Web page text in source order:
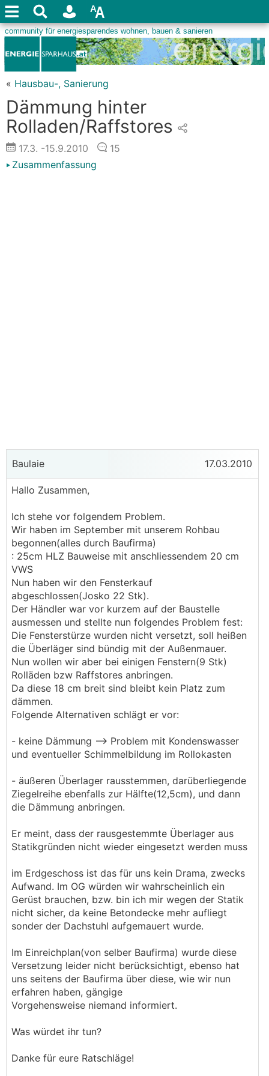
« Hausbau-, Sanierung
Dämmung hinter
Rolladen/Raffstores
17.3. -15.9.2010
15
Zusammenfassung
Baulaie 17.03.2010
Hallo Zusammen,
Ich stehe vor folgendem Problem.
Wir haben im September mit unserem Rohbau
begonnen(alles durch Baufirma)
: 25cm HLZ Bauweise mit anschliessendem 20 cm
VWS
Nun haben wir den Fensterkauf
abgeschlossen(Josko 22 Stk).
Der Händler war vor kurzem auf der Baustelle
ausmessen und stellte nun folgendes Problem fest:
Die Fensterstürze wurden nicht versetzt, soll heißen
die Überläger sind bündig mit der Außenmauer.
Nun wollen wir aber bei einigen Fenstern(9 Stk)
Rolläden bzw Raffstores anbringen.
Da diese 18 cm breit sind bleibt kein Platz zum
dämmen.
Folgende Alternativen schlägt er vor:
- keine Dämmung --> Problem mit Kondenswasser
und eventueller Schimmelbildung im Rollokasten
- äußeren Überlager rausstemmen, darüberliegende
Ziegelreihe ebenfalls zur Hälfte(12,5cm), und dann
die Dämmung anbringen.
Er meint, dass der rausgestemmte Überlager aus
Statikgründen nicht wieder eingesetzt werden muss
im Erdgeschoss ist das für uns kein Drama, zwecks
Aufwand. Im OG würden wir wahrscheinlich ein
Gerüst brauchen, bzw. bin ich mir wegen der Statik
nicht sicher, da keine Betondecke mehr aufliegt
sonder der Dachstuhl aufgemauert wurde.
Im Einreichplan(von selber Baufirma) wurde diese
Versetzung leider nicht berücksichtigt, ebenso hat
uns seitens der Baufirma über diese, wie wir nun
erfahren haben, gängige
Vorgehensweise niemand informiert.
Was würdet ihr tun?
Danke für eure Ratschläge!